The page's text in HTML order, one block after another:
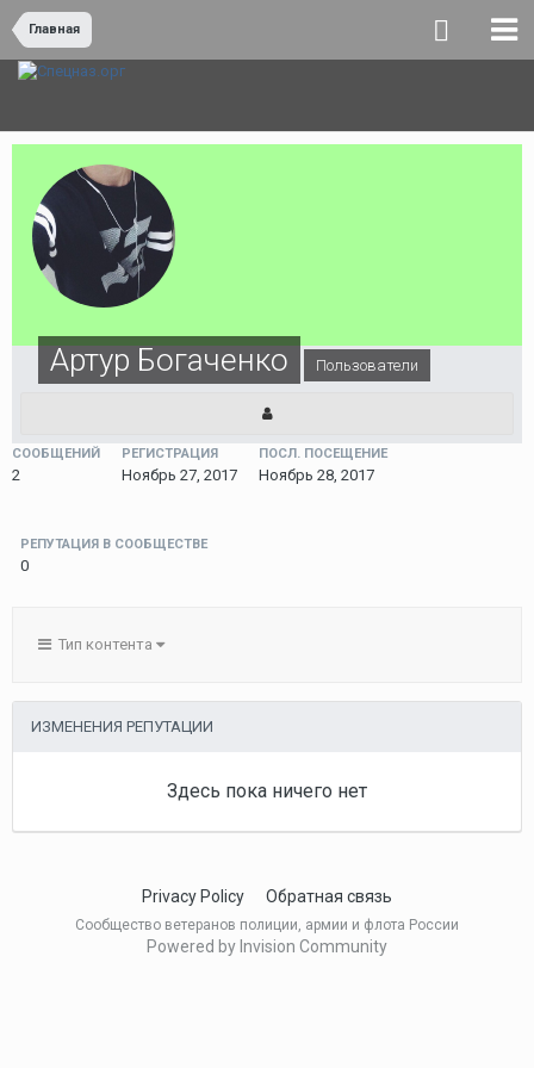
Главная
Артур Богаченко Пользователи
СООБЩЕНИЙ
2
РЕГИСТРАЦИЯ
Ноябрь 27, 2017
ПОСЛ. ПОСЕЩЕНИЕ
Ноябрь 28, 2017
РЕПУТАЦИЯ В СООБЩЕСТВЕ
0
Тип контента
ИЗМЕНЕНИЯ РЕПУТАЦИИ
Здесь пока ничего нет
Privacy Policy Обратная связь
Сообщество ветеранов полиции, армии и флота России
Powered by Invision Community